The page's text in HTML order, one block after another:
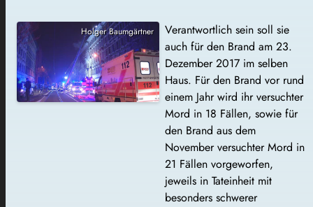
Holger Baumgärtner
Verantwortlich sein soll sie
auch für den Brand am 23.
Dezember 2017 im selben
Haus. Für den Brand vor rund
einem Jahr wird ihr versuchter
Mord in 18 Fällen, sowie für
den Brand aus dem
November versuchter Mord in
21 Fällen vorgeworfen,
jeweils in Tateinheit mit
besonders schwerer